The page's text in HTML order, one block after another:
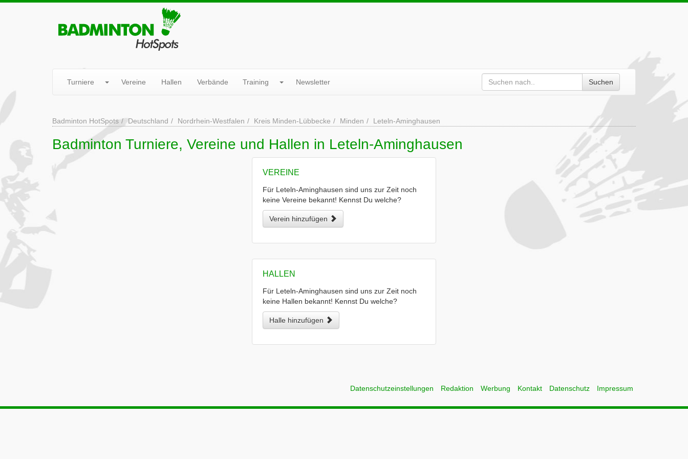
Turniere Vereine Hallen Verbände Training Newsletter Suchen
Badminton HotSpots Deutschland Nordrhein-Westfalen Kreis Minden-Lübbecke Minden Leteln-Aminghausen
Badminton Turniere, Vereine und Hallen in Leteln-Aminghausen
VEREINE
Für Leteln-Aminghausen sind uns zur Zeit noch
keine Vereine bekannt! Kennst Du welche?
Verein hinzufügen
HALLEN
Für Leteln-Aminghausen sind uns zur Zeit noch
keine Hallen bekannt! Kennst Du welche?
Halle hinzufügen
Datenschutzeinstellungen Redaktion Werbung Kontakt Datenschutz Impressum